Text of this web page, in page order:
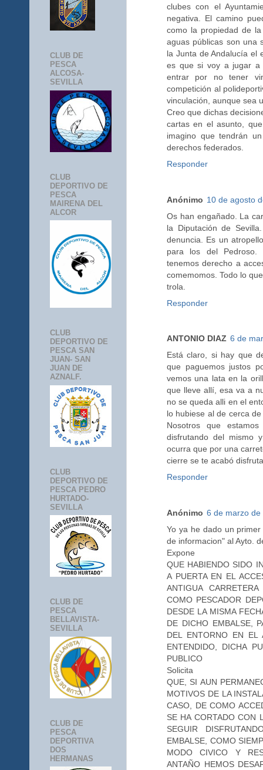
clubes con el
negativa. El camino
como la propiedad de
aguas públicas son una
la Junta de Andalucía el
es que si voy a jugar a
entrar por no tener
competición al
vinculación, aunque sea
Creo que dichas
cartas en el asunto,
imagino que tendrán
derechos federados.
Responder
Anónimo 10 de agosto
Os han engañado. La
la Diputación de
denuncia. Es un
para los del Pedroso.
tenemos derecho a
comemomos. Todo lo
trola.
Responder
ANTONIO DIAZ 6 de
Está claro, si hay que
que paguemos justos
vemos una lata en la
que lleve allí, esa va a
no se queda alli en el
lo hubiese al de cerca
Nosotros que
disfrutando del mismo
ocurra que por una
cierre se te acabó
Responder
Anónimo 6 de marzo
Yo ya he dado un
de informacion" al Ayto.
Expone
QUE HABIENDO SIDO
A PUERTA EN EL
ANTIGUA
COMO PESCADOR
DESDE LA MISMA
DE DICHO EMBALSE,
DEL ENTORNO EN EL
ENTENDIDO, DICHA
PUBLICO
Solicita
QUE, SI AUN
MOTIVOS DE LA
CASO, DE COMO
SE HA CORTADO CON
SEGUIR
EMBALSE, COMO
MODO CIVICO Y
ANTAÑO HEMOS
CLUB DE
PESCA
ALCOSA-
SEVILLA
CLUB
DEPORTIVO DE
PESCA
MAIRENA DEL
ALCOR
CLUB
DEPORTIVO DE
PESCA SAN
JUAN- SAN
JUAN DE
AZNALF.
CLUB
DEPORTIVO DE
PESCA PEDRO
HURTADO-
SEVILLA
CLUB DE
PESCA
BELLAVISTA-
SEVILLA
CLUB DE
PESCA
DEPORTIVA
DOS
HERMANAS